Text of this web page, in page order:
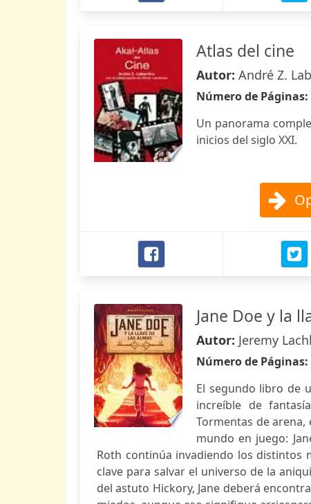
Atlas del cine
Autor: André Z.
Número de Páginas:
Un panorama
inicios del siglo XXI.
Jane Doe y la
Autor: Jeremy
Número de Páginas:
El segundo libro de
increíble de
Tormentas de arena,
mundo en juego:
Roth continúa invadiendo los distintos
clave para salvar el universo de la
del astuto Hickory, Jane deberá